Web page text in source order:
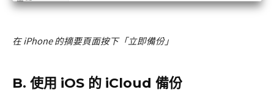
在 iPhone 的摘要頁面按下「立即備份」
B. 使用 iOS 的 iCloud 備份